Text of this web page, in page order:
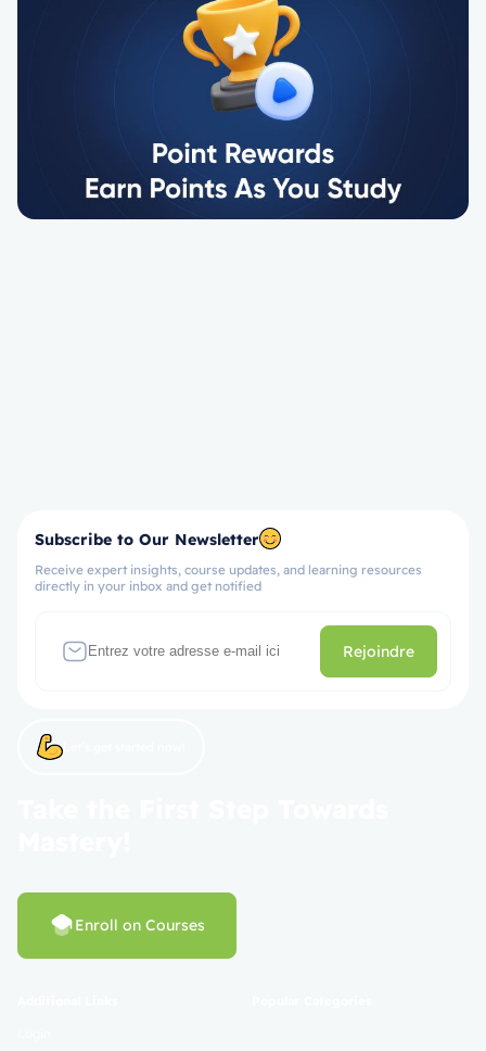
Subscribe to Our Newsletter
Receive expert insights, course updates, and learning resources
directly in your inbox and get notified
Rejoindre
Enroll on Courses